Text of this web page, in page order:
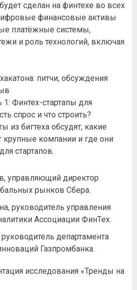
сделан на финтехе во всех
финансовые активы
платёжные системы,
и роль технологий, включая
питчи, обсуждения
Финтех-стартапы для
спрос и что строить?
из бигтеха обсудят, какие
крупные компании и где они
стартапов.
управляющий директор
рынков Сбера.
руководитель управления
Ассоциации ФинТех.
департамента
Газпромбанка.
исследования «Тренды на